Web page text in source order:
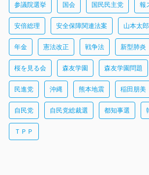
参議院選挙 国会 国民民主党 報
安倍総理 安全保障関連法案 山本太郎
年金 憲法改正 戦争法 新型肺炎
桜を見る会 森友学園 森友学園問題
民進党 沖縄 熊本地震 稲田朋美
自民党 自民党総裁選 都知事選
ＴＰＰ